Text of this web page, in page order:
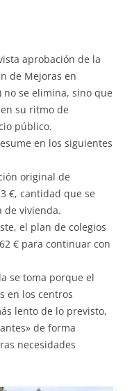
aprobación de la
de Mejoras en
no se elimina, sino que
su ritmo de
público.
en los siguientes
original de
€, cantidad que se
de vivienda.
el plan de colegios
€ para continuar con
se toma porque el
en los centros
lento de lo previsto,
de forma
necesidades